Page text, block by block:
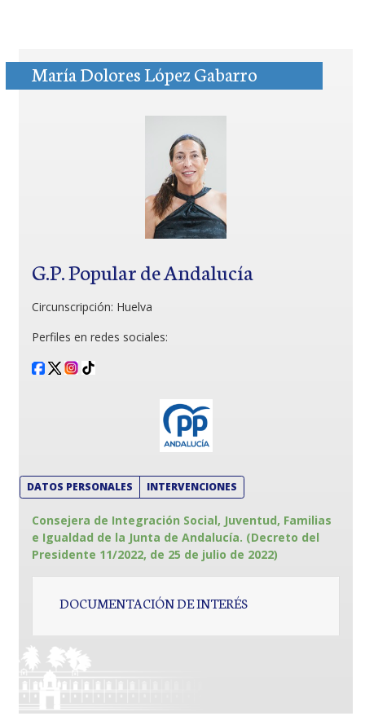
María Dolores López Gabarro
G.P. Popular de Andalucía
Circunscripción: Huelva
Perfiles en redes sociales:
DATOS PERSONALES INTERVENCIONES
Consejera de Integración Social, Juventud, Familias
e Igualdad de la Junta de Andalucía. (Decreto del
Presidente 11/2022, de 25 de julio de 2022)
DOCUMENTACIÓN DE INTERÉS